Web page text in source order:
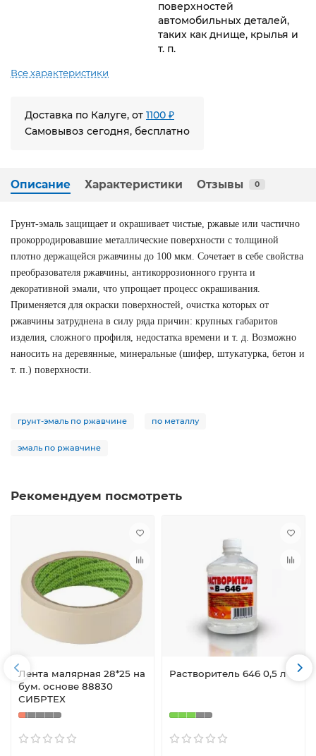
поверхностей
автомобильных деталей,
таких как днище, крылья и
т. п.
Все характеристики
Доставка по Калуге, от 1100 ₽
Самовывоз сегодня, бесплатно
Описание Характеристики Отзывы 0
Грунт-эмаль защищает и окрашивает чистые, ржавые или частично
прокорродировавшие металлические поверхности с толщиной
плотно держащейся ржавчины до 100 мкм. Сочетает в себе свойства
преобразователя ржавчины, антикоррозионного грунта и
декоративной эмали, что упрощает процесс окрашивания.
Применяется для окраски поверхностей, очистка которых от
ржавчины затруднена в силу ряда причин: крупных габаритов
изделия, сложного профиля, недостатка времени и т. д. Возможно
наносить на деревянные, минеральные (шифер, штукатурка, бетон и
т. п.) поверхности.
грунт-эмаль по ржавчине по металлу
эмаль по ржавчине
Рекомендуем посмотреть
Лента малярная 28*25 на
бум. основе 88830
СИБРТЕХ
Растворитель 646 0,5 л